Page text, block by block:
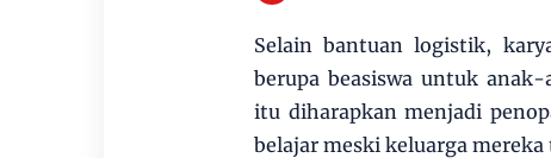
Selain bantuan logistik,
berupa beasiswa untuk anak-
itu diharapkan menjadi
belajar meski keluarga